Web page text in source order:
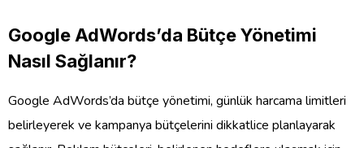
Google AdWords’da Bütçe Yönetimi
Nasıl Sağlanır?
Google AdWords’da bütçe yönetimi, günlük harcama limitleri
belirleyerek ve kampanya bütçelerini dikkatlice planlayarak